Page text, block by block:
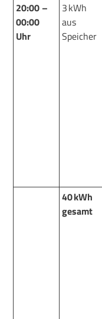
20:00 –
00:00
Uhr
3 kWh
aus
Speicher
40 kWh
gesamt